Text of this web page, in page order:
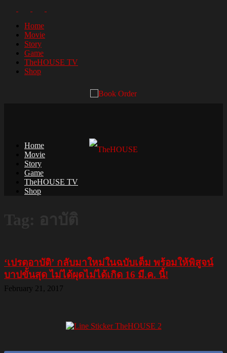
Home
Movie
Story
Game
TheHOUSE TV
Shop
Home
Movie
Story
Game
TheHOUSE TV
Shop
‘เปรตอาบัติ’ กลับมาใหม่ในฉบับเต็ม พร้อมให้พิสูจน์
บาปขั้นสุด ไม่ได้ผุดไม่ได้เกิด 16 มี.ค. นี้!
February 21, 2017